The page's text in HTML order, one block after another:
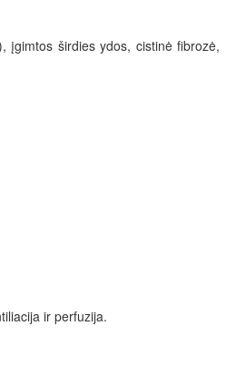
įgimtos širdies ydos, cistinė fibrozė,
ir perfuzija.